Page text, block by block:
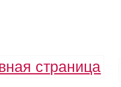
страница